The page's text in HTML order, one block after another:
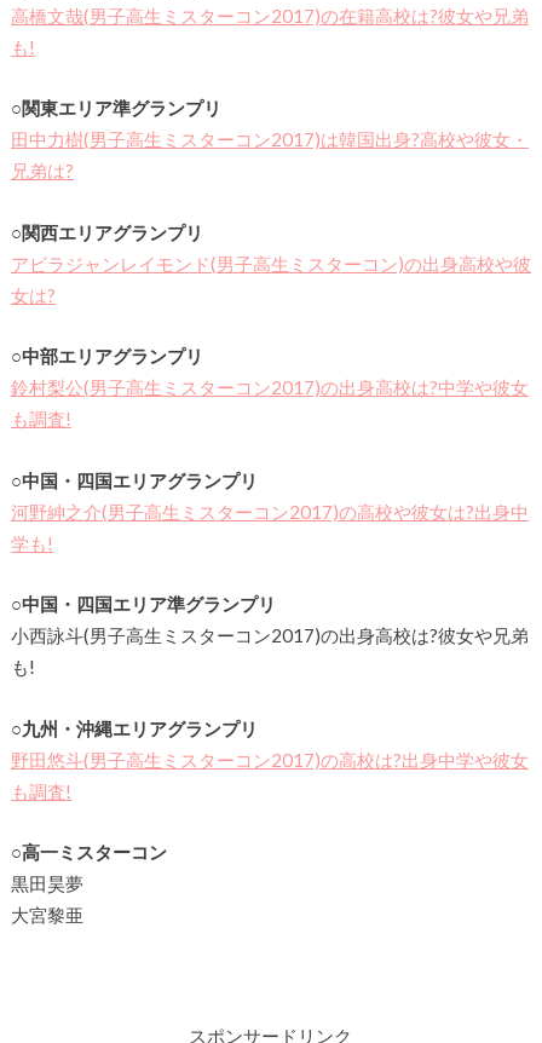
高橋文哉(男子高生ミスターコン2017)の在籍高校は?彼女や兄弟
も!
○関東エリア準グランプリ
田中力樹(男子高生ミスターコン2017)は韓国出身?高校や彼女・
兄弟は?
○関西エリアグランプリ
アビラジャンレイモンド(男子高生ミスターコン)の出身高校や彼
女は?
○中部エリアグランプリ
鈴村梨公(男子高生ミスターコン2017)の出身高校は?中学や彼女
も調査!
○中国・四国エリアグランプリ
河野紳之介(男子高生ミスターコン2017)の高校や彼女は?出身中
学も!
○中国・四国エリア準グランプリ
小西詠斗(男子高生ミスターコン2017)の出身高校は?彼女や兄弟
も!
○九州・沖縄エリアグランプリ
野田悠斗(男子高生ミスターコン2017)の高校は?出身中学や彼女
も調査!
○高一ミスターコン
黒田昊夢
大宮黎亜
スポンサードリンク